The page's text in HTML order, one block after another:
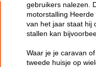
gebruikers nalezen.
motorstalling
van het jaar staat hij
stallen kan
Waar je je caravan
tweede huisje op